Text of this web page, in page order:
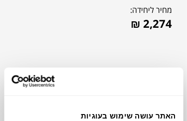
האתר עושה שימוש בעוגיות
מחיר ליחידה:
₪ 2,274